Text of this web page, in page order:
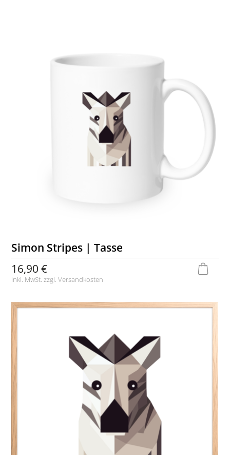
Simon Stripes | Tasse
16,90 €
inkl. MwSt. zzgl.Versandkosten